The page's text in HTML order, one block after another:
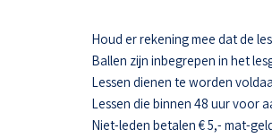
Houd er rekening mee dat de
Ballen zijn inbegrepen in het
Lessen dienen te worden
Lessen die binnen 48 uur voor
Niet-leden betalen € 5,- mat-